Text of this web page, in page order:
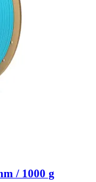
/ 1000 g